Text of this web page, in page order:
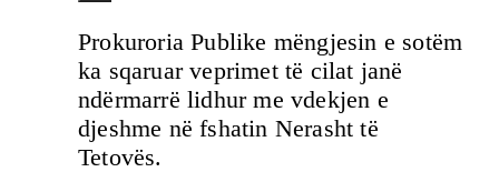
Prokuroria Publike mëngjesin e sotëm
ka sqaruar veprimet të cilat janë
ndërmarrë lidhur me vdekjen e
djeshme në fshatin Nerasht të
Tetovës.